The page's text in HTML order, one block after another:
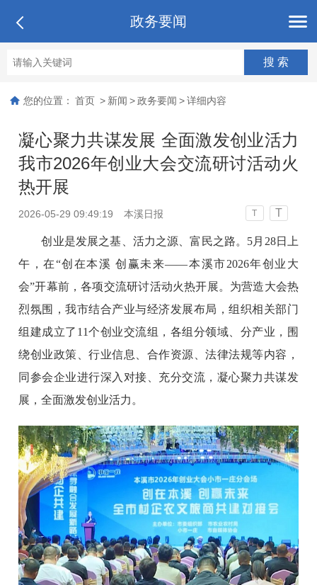
政务要闻
您的位置： 首页 > 新闻 > 政务要闻 > 详细内容
凝心聚力共谋发展 全面激发创业活力
我市2026年创业大会交流研讨活动火
热开展
2026-05-29 09:49:19 本溪日报 T T
创业是发展之基、活力之源、富民之路。5月28日上
午，在“创在本溪 创赢未来——本溪市2026年创业大
会”开幕前，各项交流研讨活动火热开展。为营造大会热
烈氛围，我市结合产业与经济发展布局，组织相关部门
组建成立了11个创业交流组，各组分领域、分产业，围
绕创业政策、行业信息、合作资源、法律法规等内容，
同参会企业进行深入对接、充分交流，凝心聚力共谋发
展，全面激发创业活力。